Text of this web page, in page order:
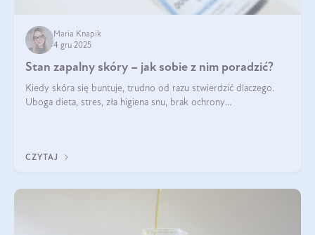
Maria Knapik
4 gru 2025
Stan zapalny skóry – jak sobie z nim poradzić?
Kiedy skóra się buntuje, trudno od razu stwierdzić dlaczego.
Uboga dieta, stres, zła higiena snu, brak ochrony
CZYTAJ